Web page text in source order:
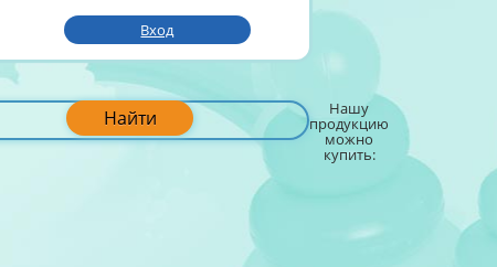
Вход
Найти Нашу
продукцию
можно
купить: